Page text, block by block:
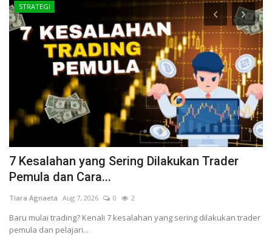
STRATEGI
7 Kesalahan yang Sering Dilakukan Trader
Pemula dan Cara...
Tiara Agnaeta Aug 7, 2026 0 2
Baru mulai trading? Kenali 7 kesalahan yang sering dilakukan trader
pemula dan pelajari...